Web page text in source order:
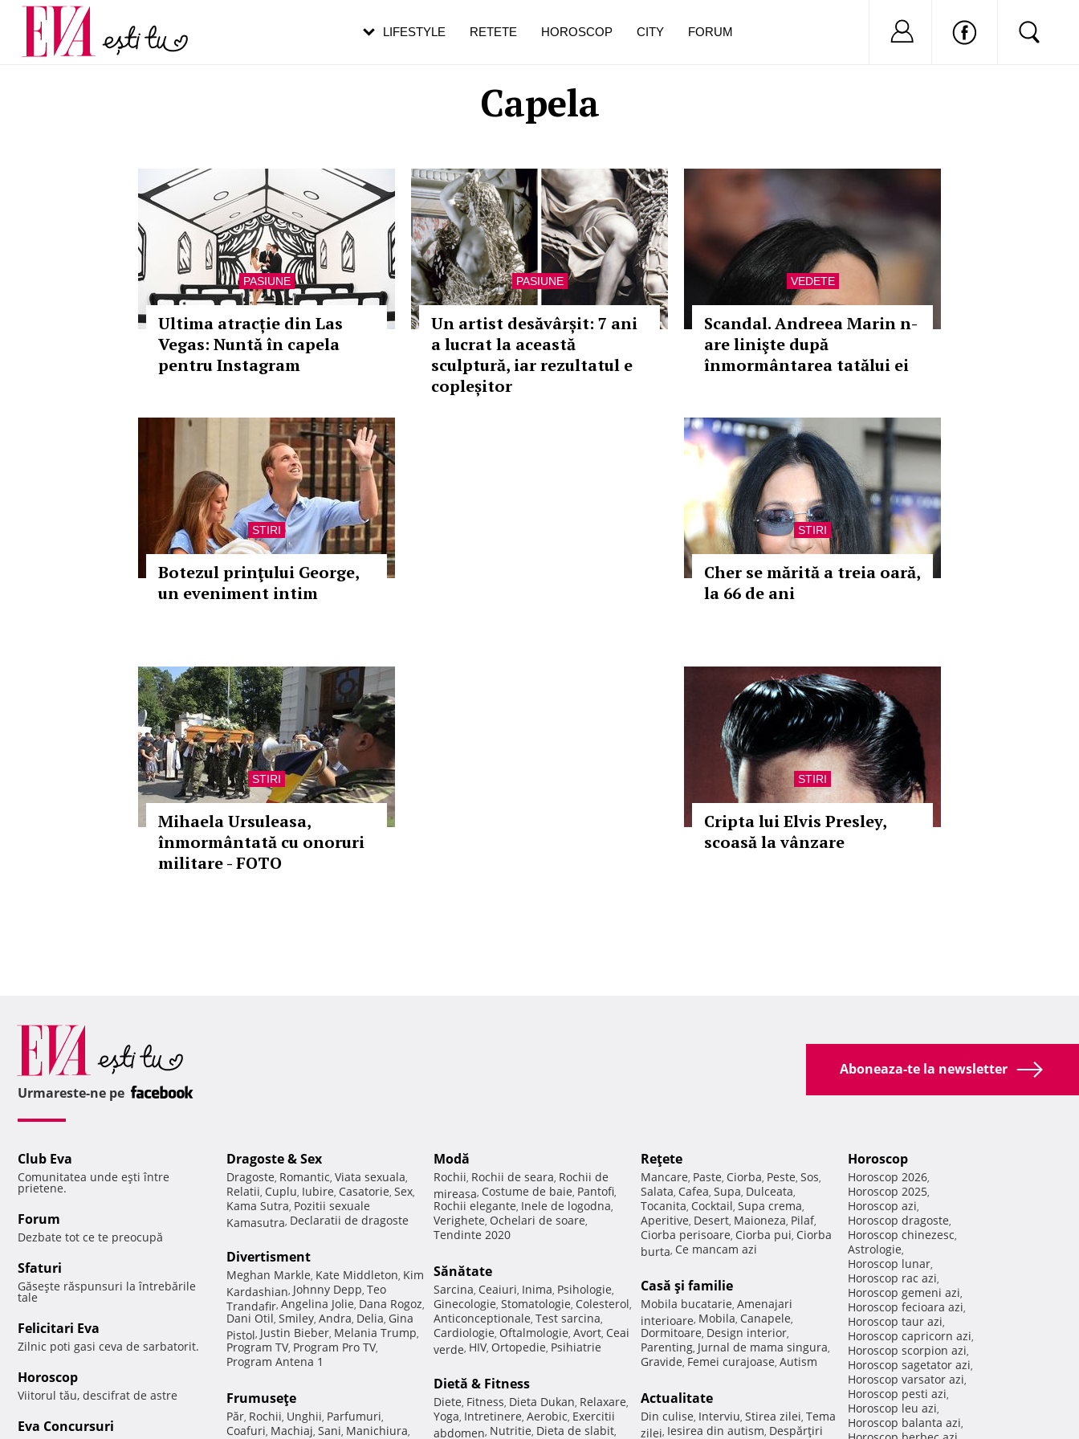
Capela
PASIUNE
Ultima atracție din Las
Vegas: Nuntă în capela
pentru Instagram
PASIUNE
Un artist desăvârșit: 7 ani
a lucrat la această
sculptură, iar rezultatul e
copleșitor
VEDETE
Scandal. Andreea Marin n-
are linişte după
înmormântarea tatălui ei
STIRI
Botezul prinţului George,
un eveniment intim
STIRI
Cher se mărită a treia oară,
la 66 de ani
STIRI
Mihaela Ursuleasa,
înmormântată cu onoruri
militare - FOTO
STIRI
Cripta lui Elvis Presley,
scoasă la vânzare
LIFESTYLE RETETE HOROSCOP CITY FORUM Nu ai cont?
Carieră
Actualitate
pe măsură ce înaintezi în vârstă
Aboneaza-te la newsletter
Urmareste-ne pe
Club Eva
Comunitatea unde eşti între
prietene.
Forum
Dezbate tot ce te preocupă
Sfaturi
Găseşte răspunsuri la întrebările
tale
Felicitari Eva
Zilnic poti gasi ceva de sarbatorit.
Horoscop
Viitorul tău, descifrat de astre
Eva Concursuri
Dragoste & Sex
Dragoste, Romantic, Viata sexuala,
Relatii, Cuplu, Iubire, Casatorie, Sex,
Kama Sutra, Pozitii sexuale
Kamasutra, Declaratii de dragoste
Divertisment
Meghan Markle, Kate Middleton, Kim
Kardashian, Johnny Depp, Teo
Trandafir, Angelina Jolie, Dana Rogoz,
Dani Otil, Smiley, Andra, Delia, Gina
Pistol, Justin Bieber, Melania Trump,
Program TV, Program Pro TV,
Program Antena 1
Frumuseţe
Păr, Rochii, Unghii, Parfumuri,
Coafuri, Machiaj, Sani, Manichiura,
Modă
Rochii, Rochii de seara, Rochii de
mireasa, Costume de baie, Pantofi,
Rochii elegante, Inele de logodna,
Verighete, Ochelari de soare,
Tendinte 2020
Sănătate
Sarcina, Ceaiuri, Inima, Psihologie,
Ginecologie, Stomatologie, Colesterol,
Anticonceptionale, Test sarcina,
Cardiologie, Oftalmologie, Avort, Ceai
verde, HIV, Ortopedie, Psihiatrie
Dietă & Fitness
Diete, Fitness, Dieta Dukan, Relaxare,
Yoga, Intretinere, Aerobic, Exercitii
abdomen, Nutritie, Dieta de slabit,
Reţete
Mancare, Paste, Ciorba, Peste, Sos,
Salata, Cafea, Supa, Dulceata,
Tocanita, Cocktail, Supa crema,
Aperitive, Desert, Maioneza, Pilaf,
Ciorba perisoare, Ciorba pui, Ciorba
burta, Ce mancam azi
Casă şi familie
Mobila bucatarie, Amenajari
interioare, Mobila, Canapele,
Dormitoare, Design interior,
Parenting, Jurnal de mama singura,
Gravide, Femei curajoase, Autism
Actualitate
Din culise, Interviu, Stirea zilei, Tema
zilei, Iesirea din autism, Despărţiri
Horoscop
Horoscop 2026,
Horoscop 2025,
Horoscop azi,
Horoscop dragoste,
Horoscop chinezesc,
Astrologie,
Horoscop lunar,
Horoscop rac azi,
Horoscop gemeni azi,
Horoscop fecioara azi,
Horoscop taur azi,
Horoscop capricorn azi,
Horoscop scorpion azi,
Horoscop sagetator azi,
Horoscop varsator azi,
Horoscop pesti azi,
Horoscop leu azi,
Horoscop balanta azi,